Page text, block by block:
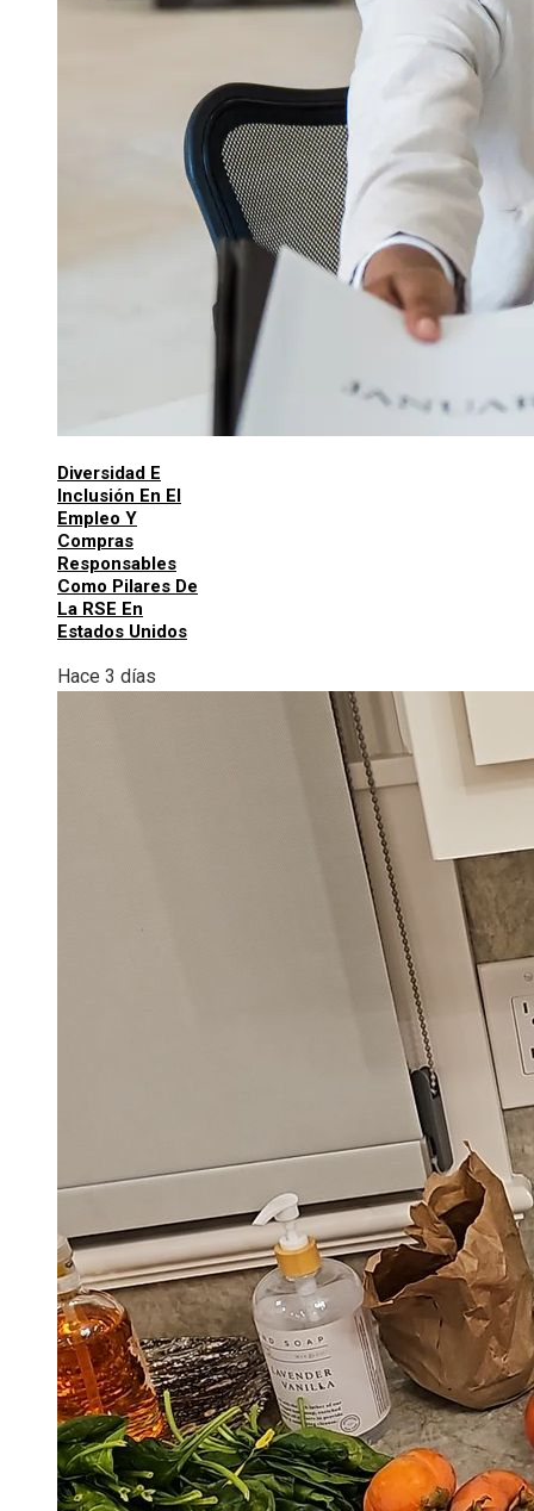
Diversidad E
Inclusión En El
Empleo Y
Compras
Responsables
Como Pilares De
La RSE En
Estados Unidos
Hace 3 días